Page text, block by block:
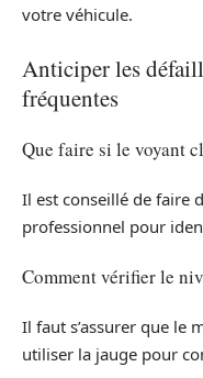
votre véhicule.
Anticiper les
fréquentes
Que faire si le voyant
Il est conseillé de faire
professionnel pour
Comment vérifier le
Il faut s’assurer que le
utiliser la jauge pour